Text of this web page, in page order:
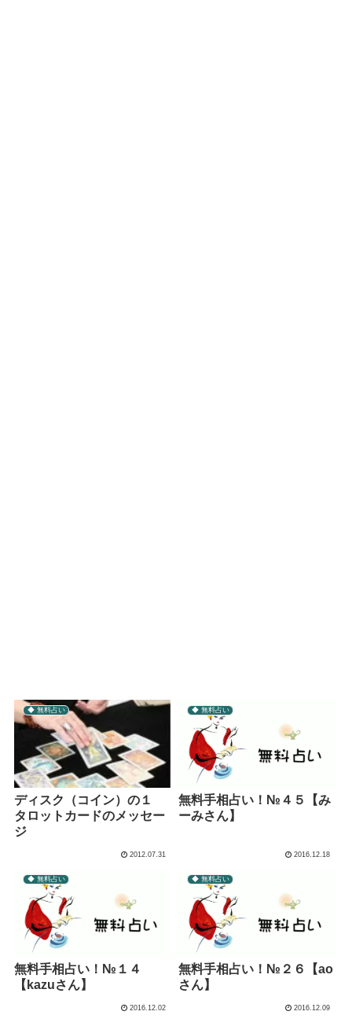
◆ 無料占い
ディスク（コイン）の１
タロットカードのメッセー
ジ
2012.07.31
◆ 無料占い
無料手相占い！№４５【み
ーみさん】
2016.12.18
◆ 無料占い
無料手相占い！№１４
【kazuさん】
2016.12.02
◆ 無料占い
無料手相占い！№２６【ao
さん】
2016.12.09